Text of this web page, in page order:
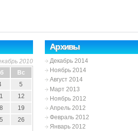
2010
Вс
5
12
19
26
Архивы
Декабрь 2014
Ноябрь 2014
Август 2014
Март 2013
Ноябрь 2012
Апрель 2012
Февраль 2012
Январь 2012